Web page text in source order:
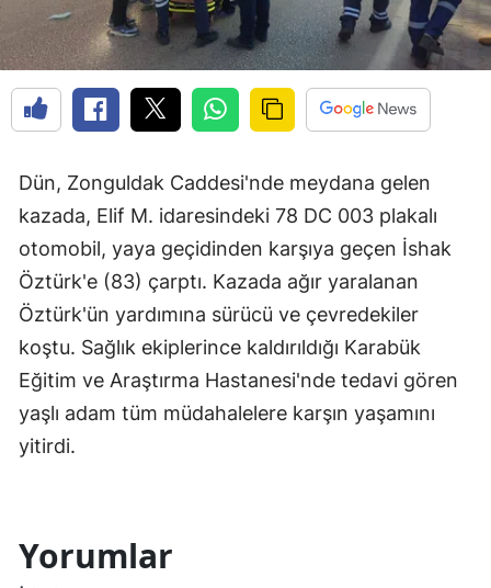
Dün, Zonguldak Caddesi'nde meydana gelen
kazada, Elif M. idaresindeki 78 DC 003 plakalı
otomobil, yaya geçidinden karşıya geçen İshak
Öztürk'e (83) çarptı. Kazada ağır yaralanan
Öztürk'ün yardımına sürücü ve çevredekiler
koştu. Sağlık ekiplerince kaldırıldığı Karabük
Eğitim ve Araştırma Hastanesi'nde tedavi gören
yaşlı adam tüm müdahalelere karşın yaşamını
yitirdi.
Yorumlar